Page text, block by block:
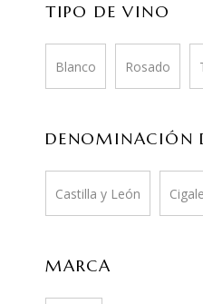
TIPO DE VINO
Blanco Rosado
DENOMINACIÓN
Castilla y León
MARCA